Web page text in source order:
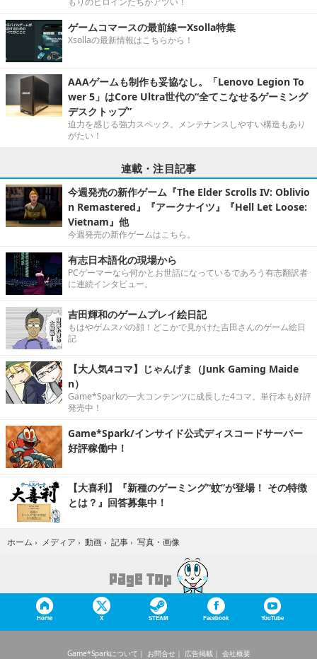
ゲームコマースの最前線ーXsolla特集
Xsollaの最新情報はこちらから！
AAAゲームも制作も妥協なし。「Lenovo Legion To
wer 5」はCore Ultra世代の“全てこなせるゲーミング
デスクトップ”
迫力を感じる強力スペック。メンテナンスしやすい構造もあり
がたい！
連載・注目記事
今週発売の新作ゲーム『The Elder Scrolls IV: Oblivio
n Remastered』『アークナイツ』『Hell Let Loose:
Vietnam』他
今週発売の新作ゲームはこちら。
有志日本語化の現場から
PCゲーマーなら何かとお世話になっているであろう有志翻訳者
に連続インタビュー。
吉田輝和のゲームプレイ絵日記
もはやゲムスパの顔！どこかで見かけた吉田さんのゲーム絵日
記
【大人気4コマ】じゃんげま（Junk Gaming Maide
n）
Game*Sparkの一大コンテンツに成長した4コマ。単行本も好評
発売中！
Game*Spark/インサイド公式ディスコードサーバー
好評稼働中！
【大喜利】『新種のゲーミング“蚊”が登場！ その特徴
とは？』回答募集中！
ホーム › メディア › 動画 › 記事 › 写真・画像
Home X STEAM Facebook YouTube
Game*Sparkについて お問合せ 広告掲載 会社概要